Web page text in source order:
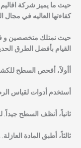
حيث ما يميز شركة
كفاءتها العاليه في مجال
حيث نمتلك متخصصين و
القيام بأفضل الطرق
أأولاً، أفحص السطح
أستخدم أدوات لقياس
ثانياً، أنظف السطح جيداً.
ثالثاً، أطبق المادة